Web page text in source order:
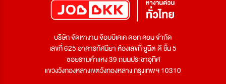
บริษัท จัดหางาน จ๊อบบีเคเค ดอท คอม จำกัด
เลขที่ 625 อาคารทัศนียา ห้องเลขที่ ยูนิต ดี ชั้น 5
ซอยรามคำแหง 39 ถนนประชาอุทิศ
แขวงวังทองหลางเขตวังทองหลาง กรุงเทพฯ 10310